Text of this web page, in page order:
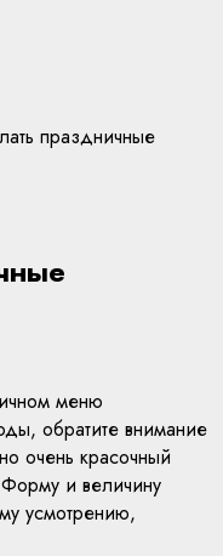
праздничные
меню
обратите внимание
очень красочный
и величину
усмотрению,